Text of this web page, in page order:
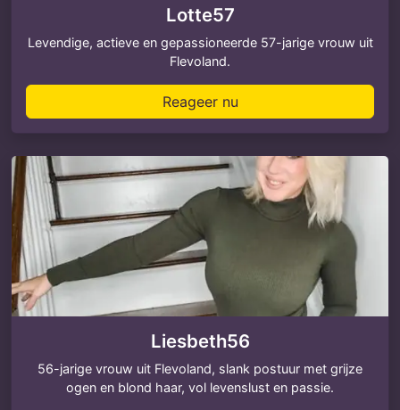
Lotte57
Levendige, actieve en gepassioneerde 57-jarige vrouw uit
Flevoland.
Reageer nu
Liesbeth56
56-jarige vrouw uit Flevoland, slank postuur met grijze
ogen en blond haar, vol levenslust en passie.